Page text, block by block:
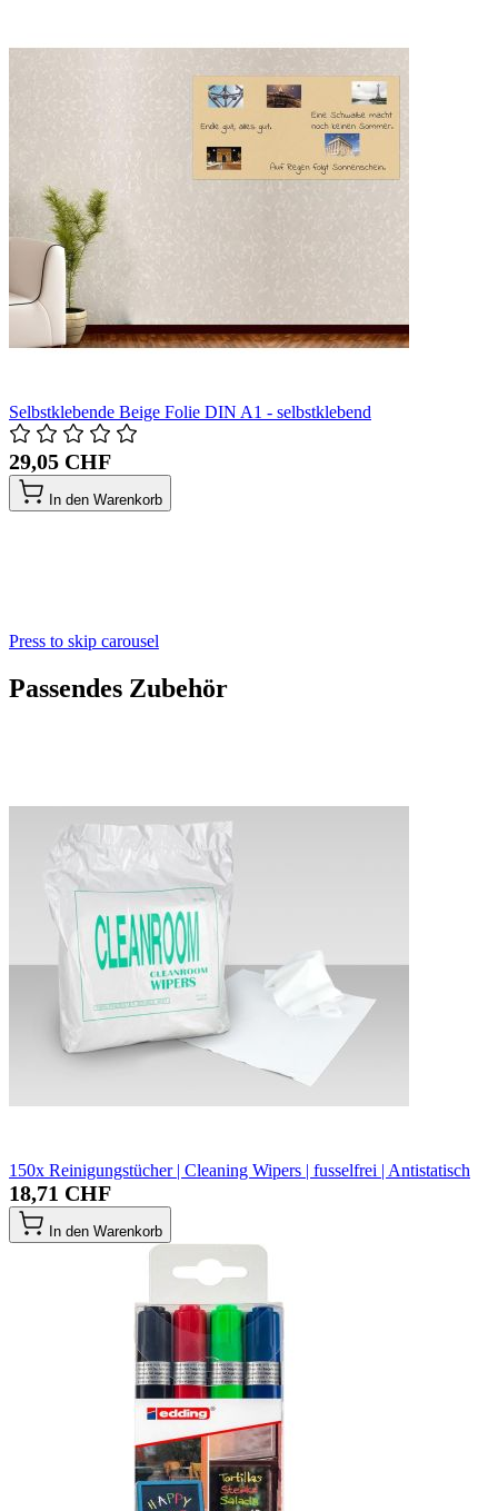
Selbstklebende Beige Folie DIN A1 - selbstklebend
29,05 CHF
In den Warenkorb
Press to skip carousel
Passendes Zubehör
150x Reinigungstücher | Cleaning Wipers | fusselfrei | Antistatisch
18,71 CHF
In den Warenkorb